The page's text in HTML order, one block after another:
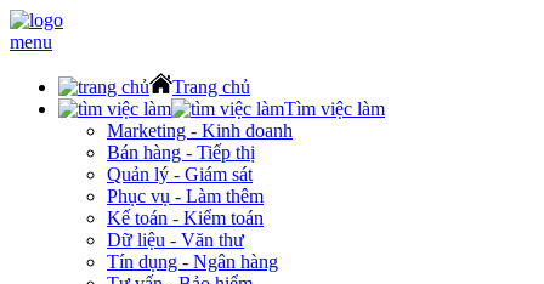
menu
Trang chủ
Tìm việc làm
Marketing - Kinh doanh
Bán hàng - Tiếp thị
Quản lý - Giám sát
Phục vụ - Làm thêm
Kế toán - Kiểm toán
Dữ liệu - Văn thư
Tín dụng - Ngân hàng